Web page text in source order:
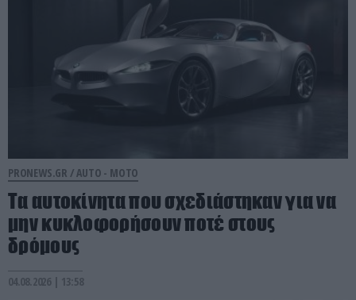
PRONEWS.GR / AUTO - MOTO
Τα αυτοκίνητα που σχεδιάστηκαν για να
μην κυκλοφορήσουν ποτέ στους
δρόμους
04.08.2026 | 13:58